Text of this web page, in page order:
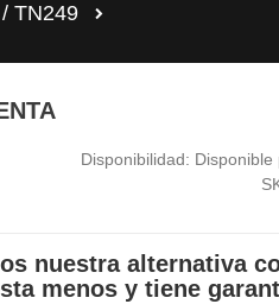
TN249
Disponibilidad: Disponible
nuestra alternativa
menos y tiene